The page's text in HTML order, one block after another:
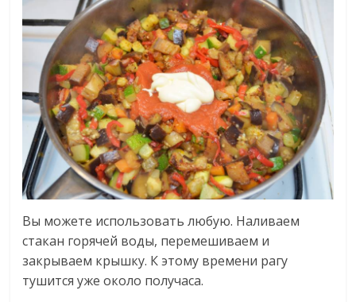
Вы можете использовать любую. Наливаем
стакан горячей воды, перемешиваем и
закрываем крышку. К этому времени рагу
тушится уже около получаса.